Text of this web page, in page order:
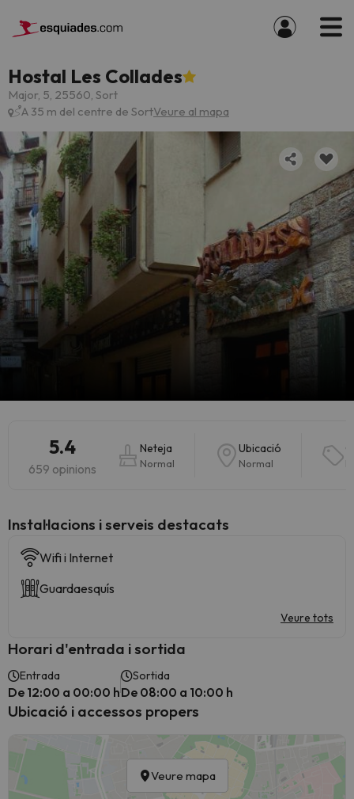
Hostal Les Collades
Major, 5, 25560, Sort
A 35 m del centre de SortVeure al mapa
5.4
659 opinions
Neteja
Normal
Ubicació
Normal
Instal·lacions i serveis destacats
Wifi i Internet
Guardaesquís
Veure tots
Horari d'entrada i sortida
Entrada
De 12:00 a 00:00 h
Sortida
De 08:00 a 10:00 h
Ubicació i accessos propers
Veure mapa